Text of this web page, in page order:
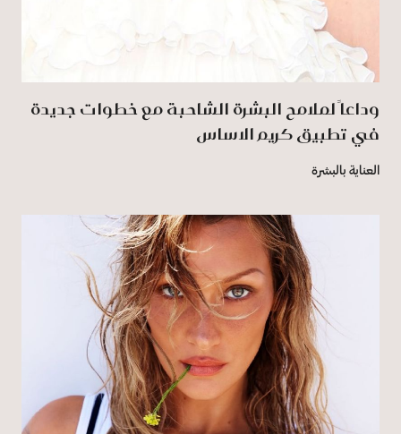
وداعاً لملامح البشرة الشاحبة مع خطوات جديدة
في تطبيق كريم الاساس
العناية بالبشرة